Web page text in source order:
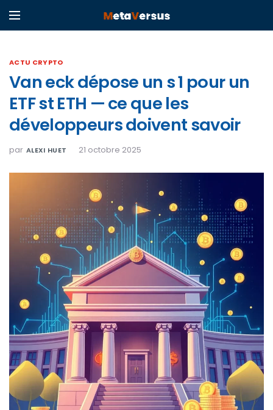
ACTU CRYPTO
Van eck dépose un s 1 pour un
ETF st ETH — ce que les
développeurs doivent savoir
par ALEXI HUET 21 octobre 2025